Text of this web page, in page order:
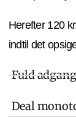
Herefter 120
indtil det
Fuld
Deal